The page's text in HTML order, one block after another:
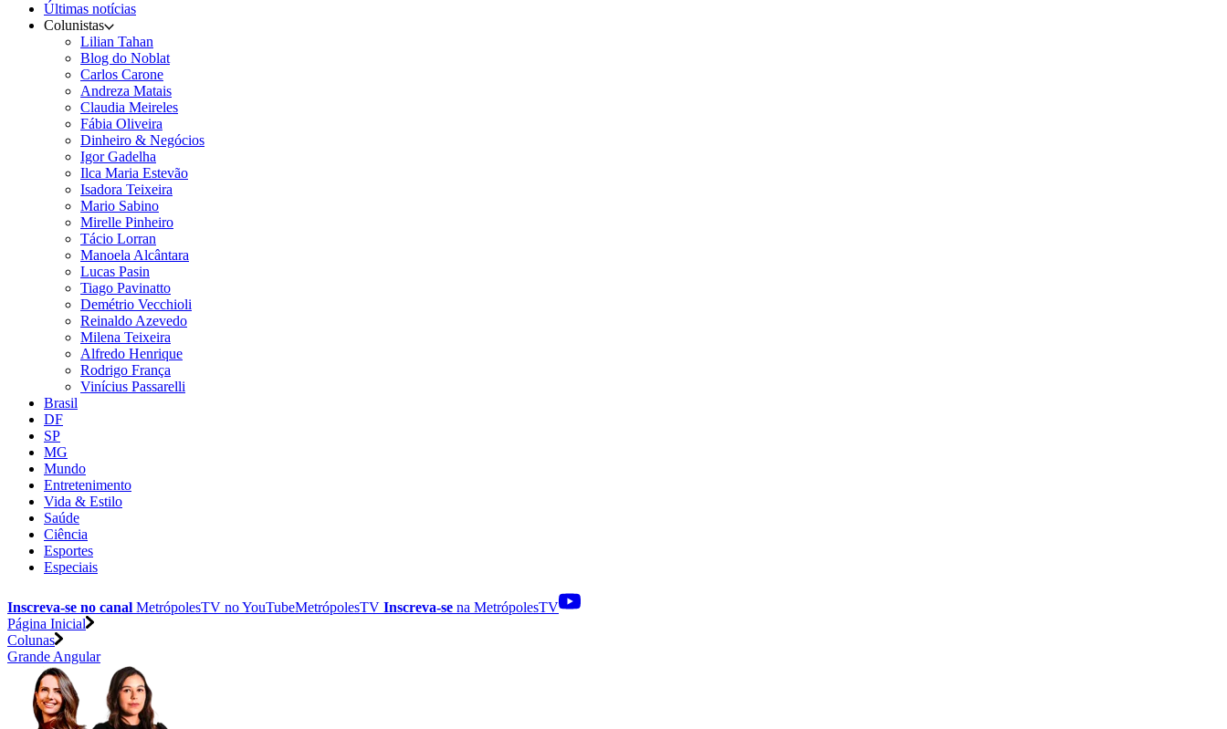
Últimas notícias
Colunistas
Lilian Tahan
Blog do Noblat
Carlos Carone
Andreza Matais
Claudia Meireles
Fábia Oliveira
Dinheiro & Negócios
Igor Gadelha
Ilca Maria Estevão
Isadora Teixeira
Mario Sabino
Mirelle Pinheiro
Tácio Lorran
Manoela Alcântara
Lucas Pasin
Tiago Pavinatto
Demétrio Vecchioli
Reinaldo Azevedo
Milena Teixeira
Alfredo Henrique
Rodrigo França
Vinícius Passarelli
Brasil
DF
SP
MG
Mundo
Entretenimento
Vida & Estilo
Saúde
Ciência
Esportes
Especiais
Inscreva-se no canal MetrópolesTV noYouTubeMetrópolesTV Inscreva-se na MetrópolesTV
Página Inicial
Colunas
Grande Angular